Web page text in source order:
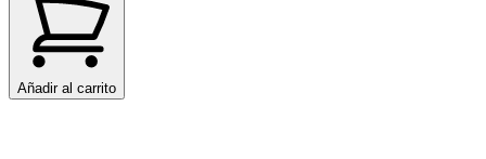
Añadir al carrito